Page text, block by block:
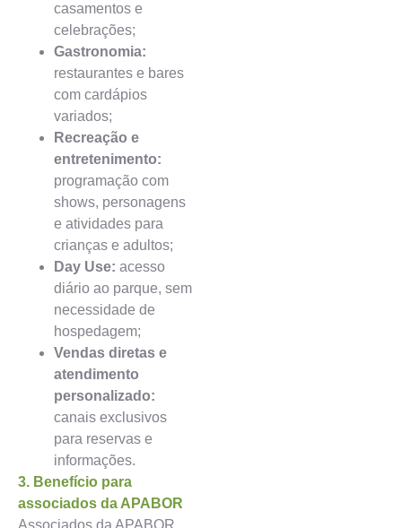
casamentos e
celebrações;
Gastronomia:
restaurantes e bares
com cardápios
variados;
Recreação e
entretenimento:
programação com
shows, personagens
e atividades para
crianças e adultos;
Day Use: acesso
diário ao parque, sem
necessidade de
hospedagem;
Vendas diretas e
atendimento
personalizado:
canais exclusivos
para reservas e
informações.
3. Benefício para
associados da APABOR